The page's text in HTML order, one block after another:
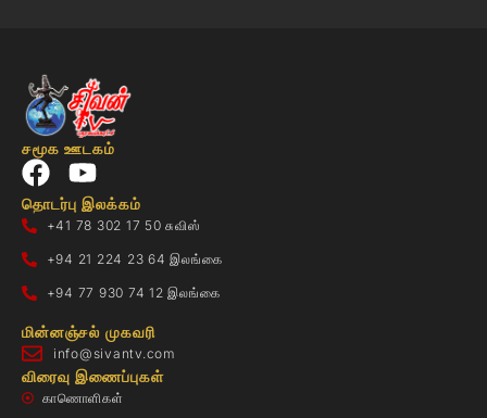
சமூக ஊடகம்
தொடர்பு இலக்கம்
+41 78 302 17 50 சுவிஸ்
+94 21 224 23 64 இலங்கை
+94 77 930 74 12 இலங்கை
மின்னஞ்சல் முகவரி
info@sivantv.com
விரைவு இணைப்புகள்
காணொளிகள்